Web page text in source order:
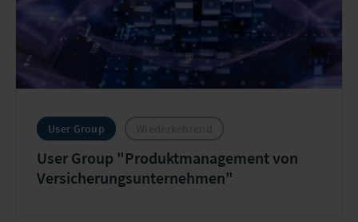
User Group
User Group "Produktmanagement von
Versicherungsunternehmen"